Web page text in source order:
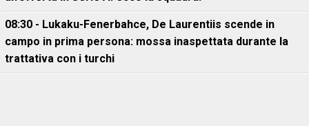
08:30 - Lukaku-Fenerbahce, De Laurentiis scende in
campo in prima persona: mossa inaspettata durante la
trattativa con i turchi